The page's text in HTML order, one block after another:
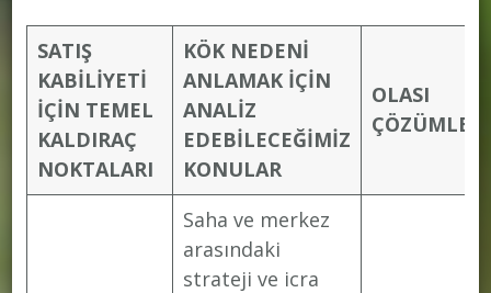
SATIŞ
KABİLİYETİ
İÇİN TEMEL
KALDIRAÇ
NOKTALARI
KÖK NEDENİ
ANLAMAK İÇİN
ANALİZ
EDEBİLECEĞİMİZ
KONULAR
OLASI
Saha ve merkez
arasındaki
strateji ve icra